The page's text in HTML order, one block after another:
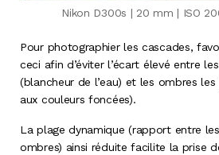
Nikon D300s | 20 mm | ISO
Pour photographier les cascades,
ceci afin d’éviter l’écart élevé entre
(blancheur de l’eau) et les ombres
aux couleurs foncées).
La plage dynamique (rapport entre
ombres) ainsi réduite facilite la prise